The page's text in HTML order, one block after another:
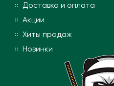
Доставка и оплата
Акции
Хиты продаж
Новинки